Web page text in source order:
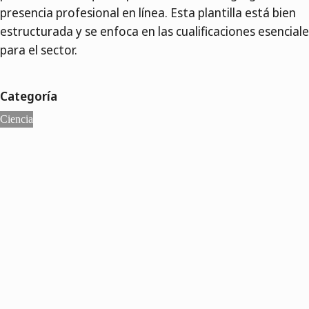
presencia profesional en línea. Esta plantilla está bien
estructurada y se enfoca en las cualificaciones
para el sector.
Categoría
Ciencia